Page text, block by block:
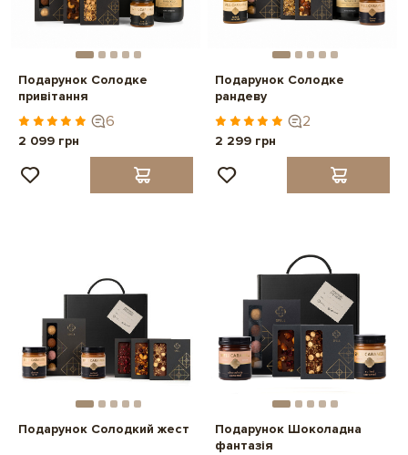
Подарунок Солодке
привітання
6
2 099 грн
Подарунок Солодке
рандеву
2
2 299 грн
Подарунок Солодкий жест
Подарунок Шоколадна
фантазія